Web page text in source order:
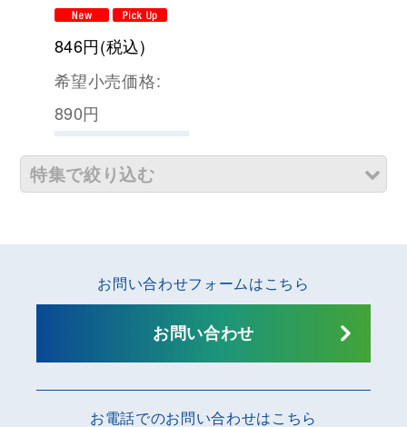
846円(税込)
希望小売価格:
890円
特集で絞り込む
【 東南アジアSIM 】
【 ヨーロッパSIM 】
お電話でのお問い合わせはこちら
お問い合わせフォームはこちら
お問い合わせ